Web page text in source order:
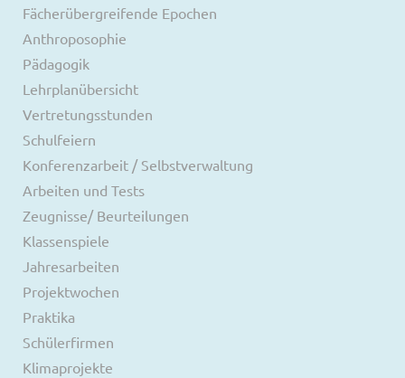
Fächerübergreifende Epochen
Anthroposophie
Pädagogik
Lehrplanübersicht
Vertretungsstunden
Schulfeiern
Konferenzarbeit / Selbstverwaltung
Arbeiten und Tests
Zeugnisse/ Beurteilungen
Klassenspiele
Jahresarbeiten
Projektwochen
Praktika
Schülerfirmen
Klimaprojekte